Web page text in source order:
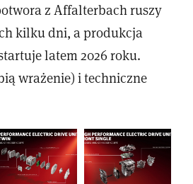
z Affalterbach ruszy
kilku dni, a produkcja
latem 2026 roku.
wrażenie) i techniczne